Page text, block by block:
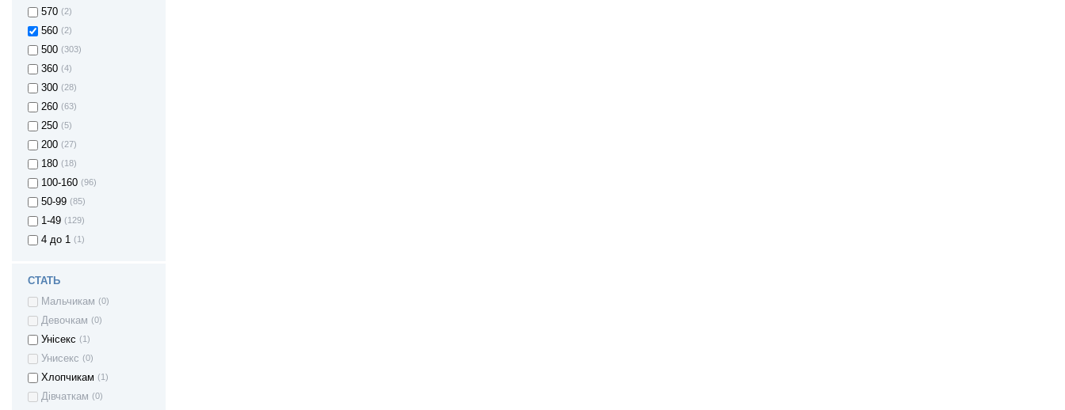
570 (2)
560 (2)
500 (303)
360 (4)
300 (28)
260 (63)
250 (5)
200 (27)
180 (18)
100-160 (96)
50-99 (85)
1-49 (129)
4 до 1 (1)
СТАТЬ
Мальчикам (0)
Девочкам (0)
Унісекс (1)
Унисекс (0)
Хлопчикам (1)
Дівчаткам (0)